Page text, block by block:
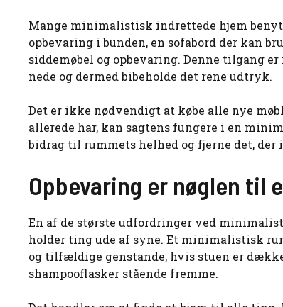
Mange minimalistisk indrettede hjem
opbevaring i bunden, en sofabord der kan
siddemøbel og opbevaring. Denne tilgang
nede og dermed bibeholde det rene udtryk.
Det er ikke nødvendigt at købe alle nye
allerede har, kan sagtens fungere i en
bidrag til rummets helhed og fjerne det,
Opbevaring er nøglen til
En af de største udfordringer ved
holder ting ude af syne. Et minimalistisk
og tilfældige genstande, hvis stuen er
shampooflasker stående fremme.